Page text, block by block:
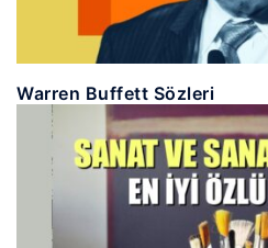
Warren Buffett Sözleri